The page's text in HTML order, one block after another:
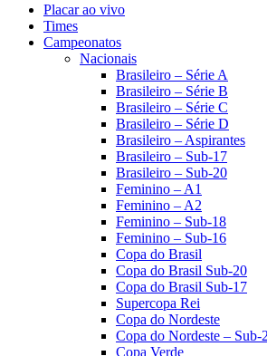
Placar ao vivo
Times
Campeonatos
Nacionais
Brasileiro – Série A
Brasileiro – Série B
Brasileiro – Série C
Brasileiro – Série D
Brasileiro – Aspirantes
Brasileiro – Sub-17
Brasileiro – Sub-20
Feminino – A1
Feminino – A2
Feminino – Sub-18
Feminino – Sub-16
Copa do Brasil
Copa do Brasil Sub-20
Copa do Brasil Sub-17
Supercopa Rei
Copa do Nordeste
Copa do Nordeste – Sub-
Copa Verde